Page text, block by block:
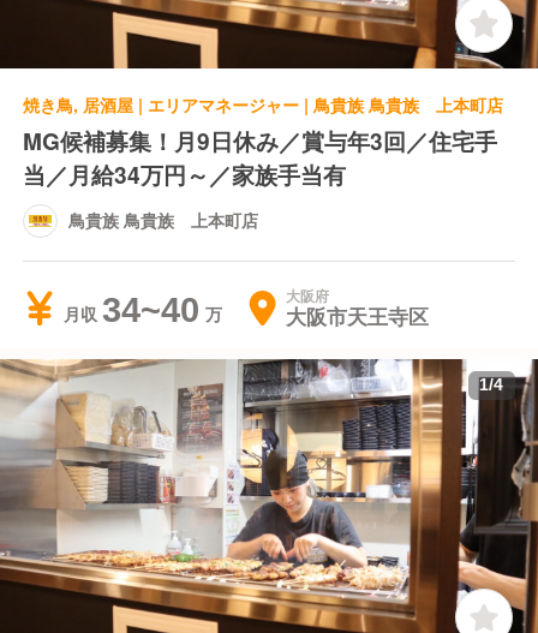
焼き鳥, 居酒屋 | エリアマネージャー | 鳥貴族 鳥貴族 上本町店
MG候補募集！月9日休み／賞与年3回／住宅手
当／月給34万円～／家族手当有
鳥貴族 鳥貴族 上本町店
月収 34~40 大阪府
大阪市天王寺区
1/4